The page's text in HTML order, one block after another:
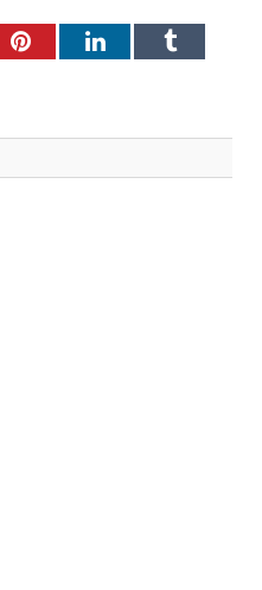
PinterestLinkedInTumblr